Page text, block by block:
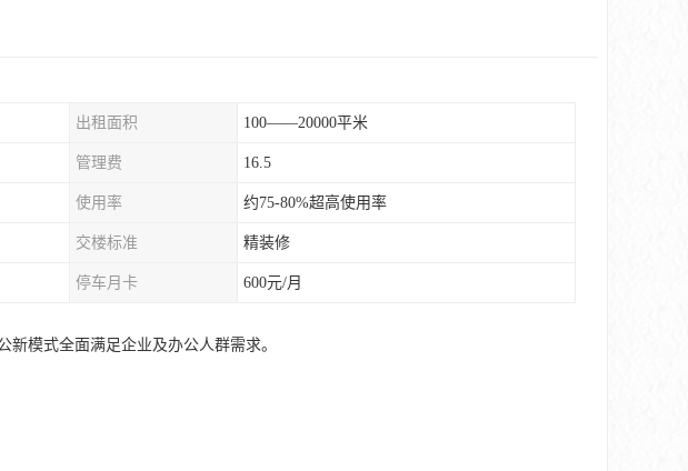
出租面积 100——20000平米
管理费 16.5
使用率 约75-80%超高使用率
交楼标准 精装修
停车月卡 600元/月
模式全面满足企业及办公人群需求。